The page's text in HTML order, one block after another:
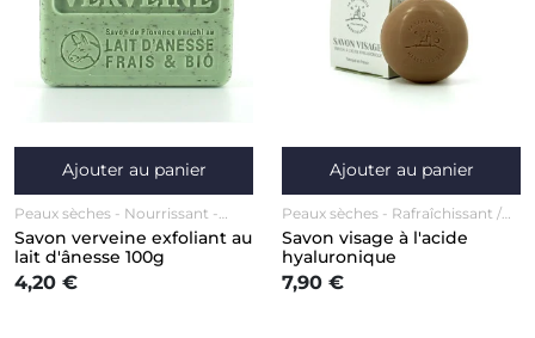
Ajouter au panier
Peaux sèches
Nourrissant
Anti-âge / Anti-rides
Corps
Visage
Savon verveine exfoliant au
lait d'ânesse 100g
4,20 €
Ajouter au panier
Peaux sèches
Rafraîchissant /
Effet frais
Visage
Savon visage à l'acide
hyaluronique
7,90 €